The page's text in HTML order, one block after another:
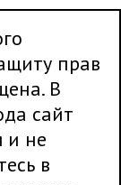
прав
В
сайт
и не
в